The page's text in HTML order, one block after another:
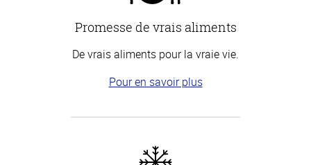
Promesse de vrais aliments
De vrais aliments pour la vraie vie.
Pour en savoir plus